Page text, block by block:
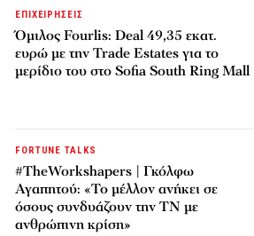
ΕΠΙΧΕΙΡΗΣΕΙΣ
Όμιλος Fourlis: Deal 49,35 εκατ.
ευρώ με την Trade Estates για το
μερίδιο του στο Sofia South Ring Mall
FORTUNE TALKS
#TheWorkshapers | Γκόλφω
Αγαπητού: «Το μέλλον ανήκει σε
όσους συνδυάζουν την ΤΝ με
ανθρώπινη κρίση»